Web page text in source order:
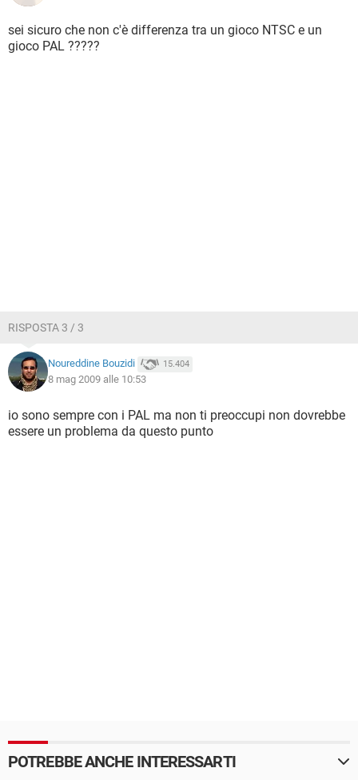
sei sicuro che non c'è differenza tra un gioco NTSC e un
gioco PAL ?????
RISPOSTA 3 / 3
Noureddine Bouzidi 15.404
8 mag 2009 alle 10:53
io sono sempre con i PAL ma non ti preoccupi non dovrebbe
essere un problema da questo punto
POTREBBE ANCHE INTERESSARTI